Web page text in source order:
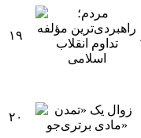
۱۹
۲۰